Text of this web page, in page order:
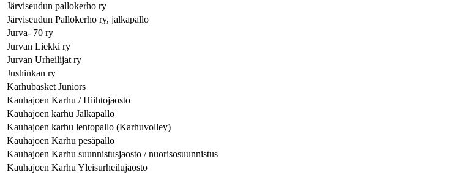
Järviseudun pallokerho ry
Järviseudun Pallokerho ry, jalkapallo
Jurva- 70 ry
Jurvan Liekki ry
Jurvan Urheilijat ry
Jushinkan ry
Karhubasket Juniors
Kauhajoen Karhu / Hiihtojaosto
Kauhajoen karhu Jalkapallo
Kauhajoen karhu lentopallo (Karhuvolley)
Kauhajoen Karhu pesäpallo
Kauhajoen Karhu suunnistusjaosto / nuorisosuunnistus
Kauhajoen Karhu Yleisurheilujaosto